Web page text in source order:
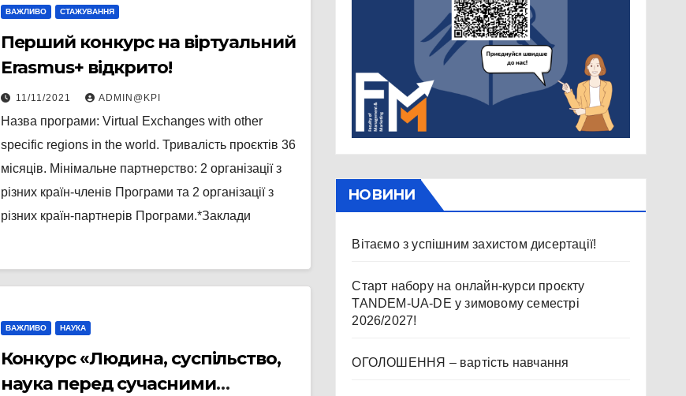
ВАЖЛИВО СТАЖУВАННЯ
Перший конкурс на віртуальний
Erasmus+ відкрито!
11/11/2021 ADMIN@KPI
Назва програми: Virtual Exchanges with other
specific regions in the world. Тривалість проєктів 36
місяців. Мінімальне партнерство: 2 організації з
різних країн-членів Програми та 2 організації з
різних країн-партнерів Програми.*Заклади
ВАЖЛИВО НАУКА
Конкурс «Людина, суспільство,
наука перед сучасними
НОВИНИ
Вітаємо з успішним захистом дисертації!
Старт набору на онлайн-курси проєкту
TANDEM-UA-DE у зимовому семестрі
2026/2027!
ОГОЛОШЕННЯ – вартість навчання